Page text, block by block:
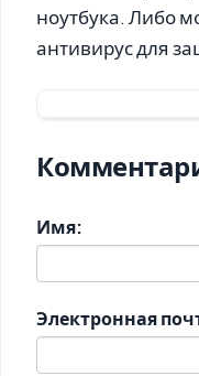
ноутбука. Либо
антивирус для
Имя:
Электронная